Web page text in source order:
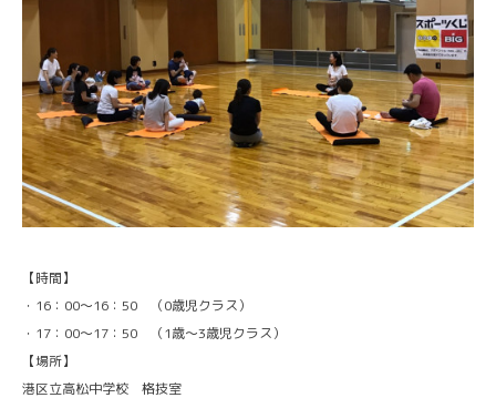
【時間】
・16：00～16：50 （0歳児クラス）
・17：00～17：50 （1歳～3歳児クラス）
【場所】
港区立高松中学校 格技室